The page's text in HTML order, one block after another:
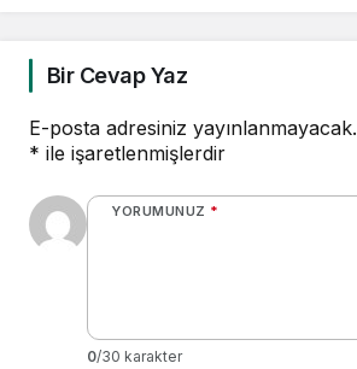
Bir Cevap Yaz
E-posta adresiniz yayınlanmayacak.
* ile işaretlenmişlerdir
YORUMUNUZ *
0/30 karakter